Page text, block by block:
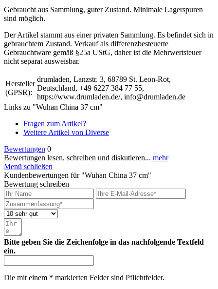
Gebraucht aus Sammlung, guter Zustand. Minimale Lagerspuren
sind möglich.
Der Artikel stammt aus einer privaten Sammlung. Es befindet sich in
gebrauchtem Zustand. Verkauf als differenzbesteuerte
Gebrauchtware gemäß §25a UStG, daher ist die Mehrwertsteuer
nicht separat ausweisbar.
Hersteller
(GPSR):
drumladen, Lanzstr. 3, 68789 St. Leon-Rot,
Deutschland, +49 6227 384 77 55,
https://www.drumladen.de/, info@drumladen.de
Links zu "Wuhan China 37 cm"
Fragen zum Artikel?
Weitere Artikel von Diverse
Bewertungen 0
Bewertungen lesen, schreiben und diskutieren... mehr
Menü schließen
Kundenbewertungen für "Wuhan China 37 cm"
Bewertung schreiben
Bitte geben Sie die Zeichenfolge in das nachfolgende Textfeld
ein.
Die mit einem * markierten Felder sind Pflichtfelder.